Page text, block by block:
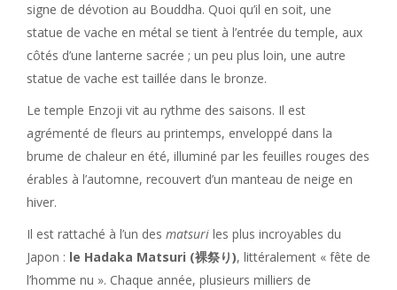
signe de dévotion au Bouddha. Quoi qu’il en soit, une
statue de vache en métal se tient à l’entrée du temple, aux
côtés d’une lanterne sacrée ; un peu plus loin, une autre
statue de vache est taillée dans le bronze.
Le temple Enzoji vit au rythme des saisons. Il est
agrémenté de fleurs au printemps, enveloppé dans la
brume de chaleur en été, illuminé par les feuilles rouges des
érables à l’automne, recouvert d’un manteau de neige en
hiver.
Il est rattaché à l’un des matsuri les plus incroyables du
Japon : le Hadaka Matsuri (裸祭り), littéralement « fête de
l’homme nu ». Chaque année, plusieurs milliers de